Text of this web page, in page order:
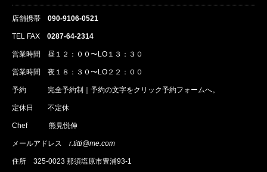
店舗携帯 090-9106-0521
TEL FAX 0287-64-2314
営業時間 昼１２：００〜LO１３：３０
営業時間 夜１８：３０〜LO２２：００
予約 完全予約制｜ 予約の文字をクリック予約フォームへ。
定休日 不定休
Chef 熊見悦伸
メールアドレス r.titti@me.com
住所 325-0023 那須塩原市豊浦93-1